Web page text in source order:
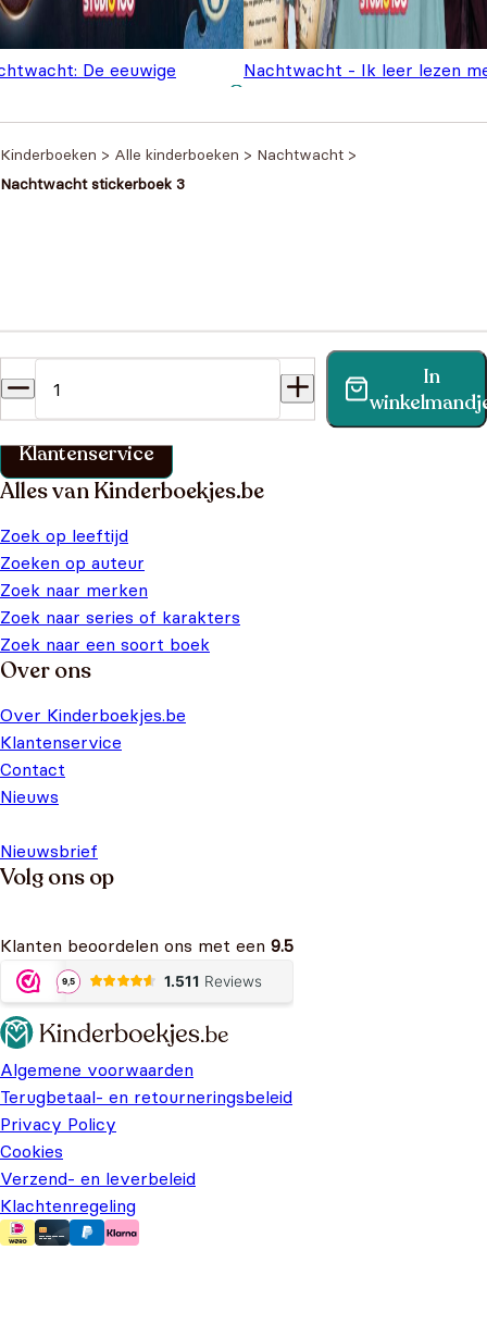
De eeuwige
Nachtwacht - Ik leer lezen
Kinderboeken > Alle kinderboeken > Nachtwacht >
Nachtwacht stickerboek 3
In
Vind binnen no-time antwoord op je vraag op onze
klantenservice pagina.
Klantenservice
Alles van Kinderboekjes.be
Zoek op leeftijd
Zoeken op auteur
Zoek naar merken
Zoek naar series of karakters
Zoek naar een soort boek
Over ons
Over Kinderboekjes.be
Klantenservice
Contact
Nieuws
Nieuwsbrief
Volg ons op
Klanten beoordelen ons met een 9.5
Algemene voorwaarden
Terugbetaal- en retourneringsbeleid
Privacy Policy
Cookies
Verzend- en leverbeleid
Klachtenregeling